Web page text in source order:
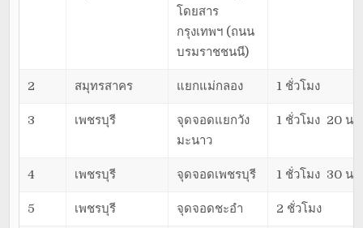
โดยสาร
กรุงเทพฯ (ถนน
บรมราชชนนี)
2 สมุทรสาคร แยกแม่กลอง 1 ชั่วโมง
3 เพชรบุรี
จุดจอดแยกวัง
มะนาว
1 ชั่วโมง 20 น
4 เพชรบุรี จุดจอดเพชรบุรี 1 ชั่วโมง 30 น
5 เพชรบุรี จุดจอดชะอำ 2 ชั่วโมง